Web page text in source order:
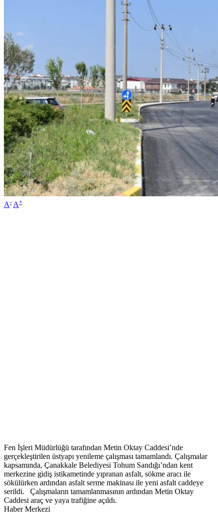
A- A+
Fen İşleri Müdürlüğü tarafından Metin Oktay Caddesi’nde
gerçekleştirilen üstyapı yenileme çalışması tamamlandı. Çalışmalar
kapsamında, Çanakkale Belediyesi Tohum Sandığı’ndan kent
merkezine gidiş istikametinde yıpranan asfalt, sökme aracı ile
sökülürken ardından asfalt serme makinası ile yeni asfalt caddeye
serildi. Çalışmaların tamamlanmasının ardından Metin Oktay
Caddesi araç ve yaya trafiğine açıldı.
Haber Merkezi